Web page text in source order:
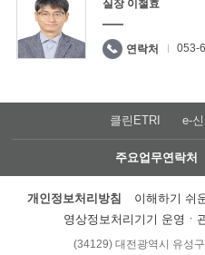
실장 이철효
연락처 053-
클린ETRI e-
주요업무연락처
개인정보처리방침 이해하기 쉬
영상정보처리기기 운영ㆍ
(34129) 대전광역시 유성